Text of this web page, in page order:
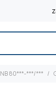
NB 80***-***/***